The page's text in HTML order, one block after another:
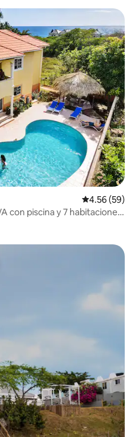
Calificación
4.56 (59)
con piscina y 7 habitaciones